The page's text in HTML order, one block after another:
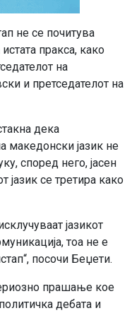
не се почитува
пракса, како
на
и претседателот на
дека
македонски јазик не
според него, јасен
јазик се третира како
јазикот
тоа не е
посочи Беџети.
прашање кое
дебата и